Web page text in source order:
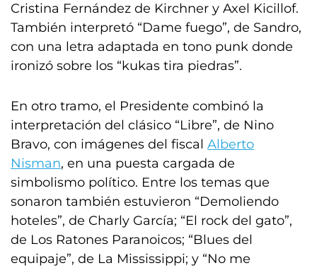
Cristina Fernández de Kirchner y Axel Kicillof.
También interpretó “Dame fuego”, de Sandro,
con una letra adaptada en tono punk donde
ironizó sobre los “kukas tira piedras”.
En otro tramo, el Presidente combinó la
interpretación del clásico “Libre”, de Nino
Bravo, con imágenes del fiscal Alberto
Nisman, en una puesta cargada de
simbolismo político. Entre los temas que
sonaron también estuvieron “Demoliendo
hoteles”, de Charly García; “El rock del gato”,
de Los Ratones Paranoicos; “Blues del
equipaje”, de La Mississippi; y “No me